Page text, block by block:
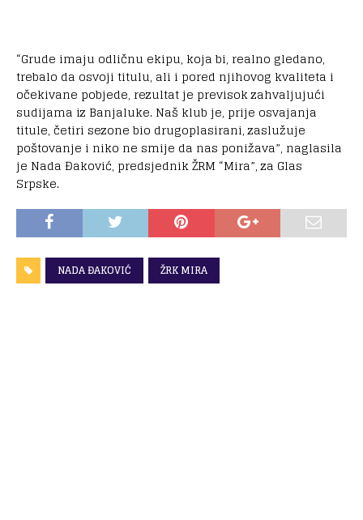
“Grude imaju odličnu ekipu, koja bi, realno gledano,
trebalo da osvoji titulu, ali i pored njihovog kvaliteta i
očekivane pobjede, rezultat je previsok zahvaljujući
sudijama iz Banjaluke. Naš klub je, prije osvajanja
titule, četiri sezone bio drugoplasirani, zaslužuje
poštovanje i niko ne smije da nas ponižava”, naglasila
je Nada Đaković, predsjednik ŽRM “Mira”, za Glas
Srpske.
NADA ĐAKOVIĆ ŽRK MIRA